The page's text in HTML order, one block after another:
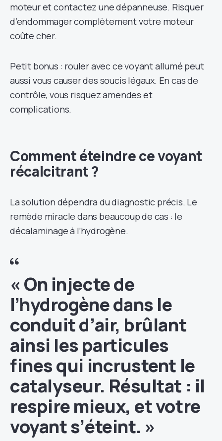
moteur et contactez une dépanneuse. Risquer
d’endommager complètement votre moteur
coûte cher.
Petit bonus : rouler avec ce voyant allumé peut
aussi vous causer des soucis légaux. En cas de
contrôle, vous risquez amendes et
complications.
Comment éteindre ce voyant
récalcitrant ?
La solution dépendra du diagnostic précis. Le
remède miracle dans beaucoup de cas : le
décalaminage à l’hydrogène.
« On injecte de
l’hydrogène dans le
conduit d’air, brûlant
ainsi les particules
fines qui incrustent le
catalyseur. Résultat : il
respire mieux, et votre
voyant s’éteint. »